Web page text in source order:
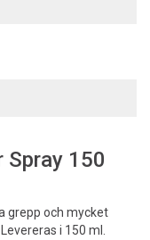
150
grepp och mycket
i 150 ml.